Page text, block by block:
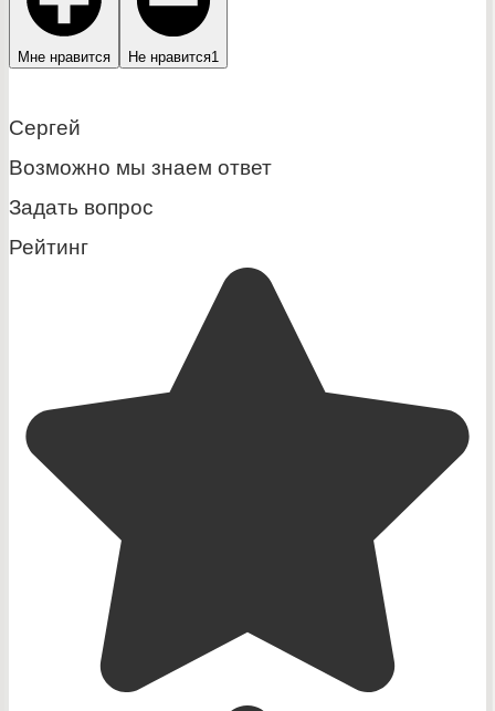
Мне нравится Не нравится1
Сергей
Возможно мы знаем ответ
Задать вопрос
Рейтинг